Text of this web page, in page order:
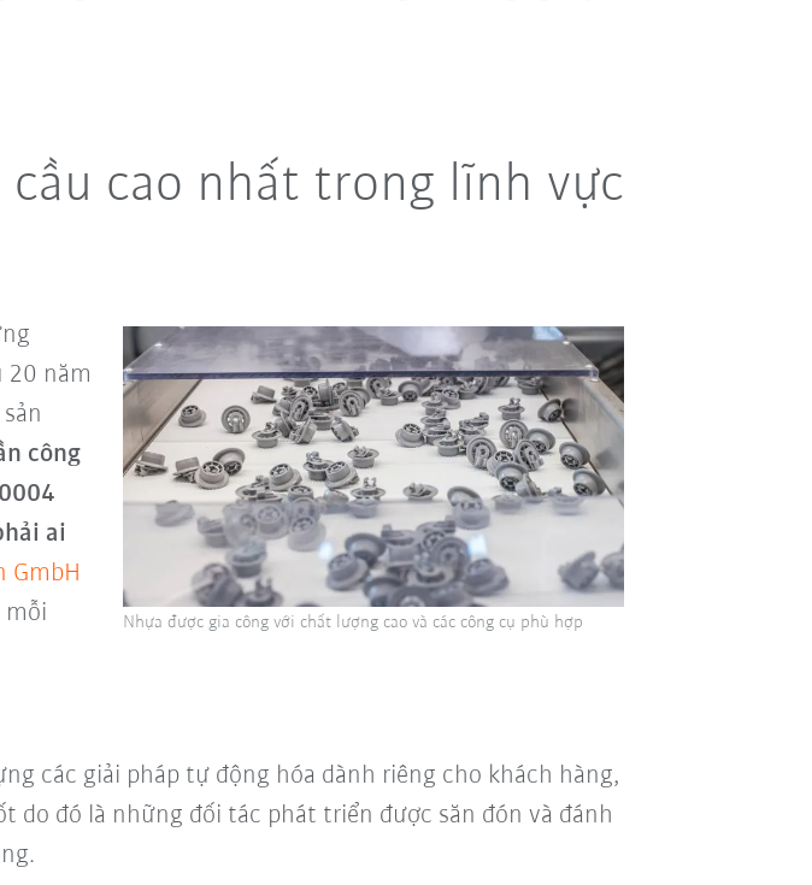
cao nhất trong lĩnh vực
20 năm
công
ai
GmbH
mỗi
Nhựa được gia công với chất lượng cao và các công cụ phù hợp
các giải pháp tự động hóa dành riêng cho khách hàng,
do đó là những đối tác phát triển được săn đón và đánh